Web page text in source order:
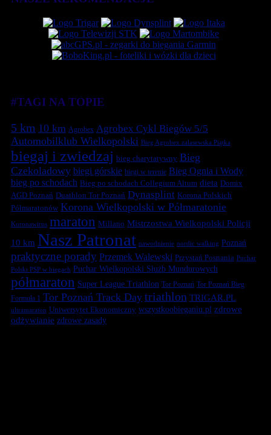
#TAGI NA TOPIE
5 km 10 km Agrobex Agrobex Cykl Biegów 5/5
Automobilklub Wielkopolski Bieg Agrobex zalasewska Piątka
biegaj i zwiedzaj bieg charytatywny Bieg
Czekoladowy biegi górskie biegi w terenie Bieg Ognia i Wody
bieg po schodach Bieg po schodach Collegium Altum dieta Domix
AGD Poznań Duathlon Tor Poznań Dynasplint Korona Polskich
Półmaratonów Korona Wielkopolski w Półmaratonie
Koronawirus maraton Millano Mistrzostwa Wielkopolski Policji
10 km Nasz Patronat nawodnienie nordic walking Poznań
praktyczne porady Przemek Walewski Przystań Posnania Puchar
Polski PSP w biegach Puchar Wielkopolski Służb Mundurowych
półmaraton Super League Triathlon Tor Poznań Tor Poznań Bieg
Formuła 1 Tor Poznań Track Day triathlon TRIGAR.PL
ultramaraton Uniwersytet Ekonomiczny wszystkoobieganiu.pl zdrowe
odżywianie zdrowe zasady